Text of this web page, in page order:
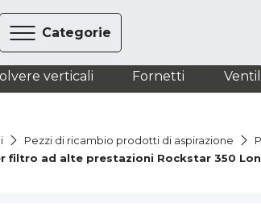
Categorie
verticali Fornetti
Pezzi di ricambio prodotti di aspirazione
filtro ad alte prestazioni Rockstar 350